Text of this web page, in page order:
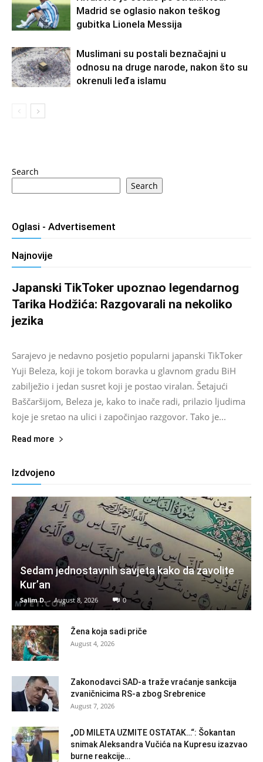
Madrid se oglasio nakon teškog
gubitka Lionela Messija
Muslimani su postali beznačajni u
odnosu na druge narode, nakon što su
okrenuli leđa islamu
Search
Search
Oglasi - Advertisement
Najnovije
Japanski TikToker upoznao legendarnog
Tarika Hodžića: Razgovarali na nekoliko
jezika
Salim D. -
Sarajevo je nedavno posjetio popularni japanski TikToker
Yuji Beleza, koji je tokom boravka u glavnom gradu BiH
zabilježio i jedan susret koji je postao viralan. Šetajući
Baščaršijom, Beleza je, kako to inače radi, prilazio ljudima
koje je sretao na ulici i započinjao razgovor. Tako je...
Read more
Izdvojeno
Sedam jednostavnih savjeta kako da zavolite
Kur’an
Salim D. - August 8, 2026 0
Žena koja sadi priče
August 4, 2026
Zakonodavci SAD-a traže vraćanje sankcija
zvaničnicima RS-a zbog Srebrenice
August 7, 2026
„OD MILETA UZMITE OSTATAK…“: Šokantan
snimak Aleksandra Vučića na Kupresu izazvao
burne reakcije…